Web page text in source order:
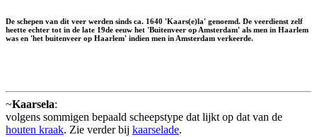
De schepen van dit veer werden sinds ca. 1640 'Kaars(e)la' genoemd. De veerdienst zelf
heette echter tot in de late 19de eeuw het 'Buitenveer op Amsterdam' als men in Haarlem
was en 'het buitenveer op Haarlem' indien men in Amsterdam verkeerde.
~Kaarsela:
volgens sommigen bepaald scheepstype dat lijkt op dat van de
houten kraak. Zie verder bij kaarselade.